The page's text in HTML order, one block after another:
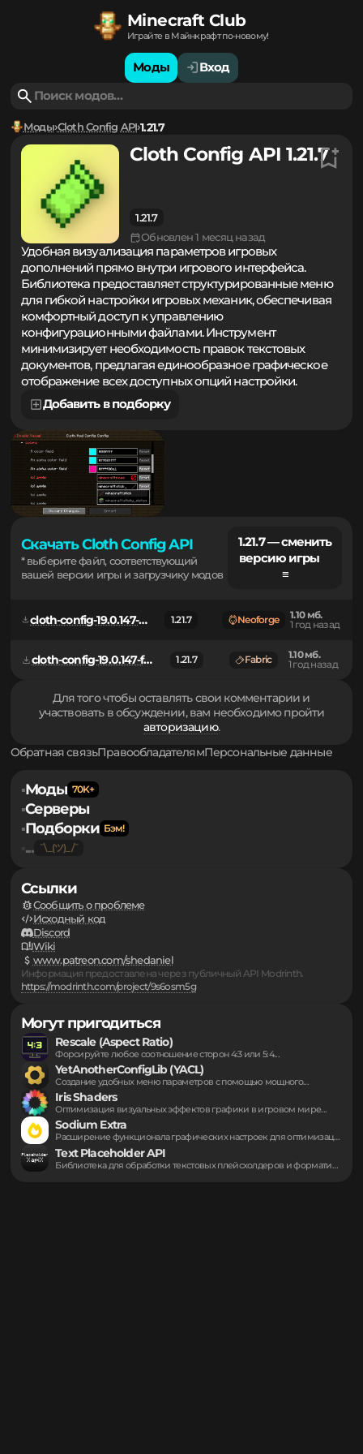
Minecraft Club
Играйте в Майнкрафт по-новому!
Моды Вход
▪Моды
▪Серверы
▪...
Ссылки
Сообщить о проблеме
Исходный код
Discord
Wiki
Информация предоставлена через публичный API Modrinth.
https://modrinth.com/project/9s6osm5g
Могут пригодиться
Rescale (Aspect Ratio)
Форсируйте любое соотношение сторон 4:3 или 5:4...
YetAnotherConfigLib (YACL)
Создание удобных меню параметров с помощью мощного...
Iris Shaders
Оптимизация визуальных эффектов графики в игровом мире...
Моды Cloth Config API 1.21.7
Cloth Config API 1.21.7
Обновлен 1 месяц назад
Удобная визуализация параметров игровых
дополнений прямо внутри игрового интерфейса.
Библиотека предоставляет структурированные меню
для гибкой настройки игровых механик, обеспечивая
комфортный доступ к управлению
конфигурационными файлами. Инструмент
минимизирует необходимость правок текстовых
документов, предлагая единообразное графическое
отображение всех доступных опций настройки.
Скачать Cloth Config API
1.21.7 — сменить
Neoforge
1 год назад
cloth-config-19.0.147-fabric.jar 1.21.7 Fabric
1 год назад
Для того чтобы оставлять свои комментарии и
участвовать в обсуждении, вам необходимо пройти
Обратная связь